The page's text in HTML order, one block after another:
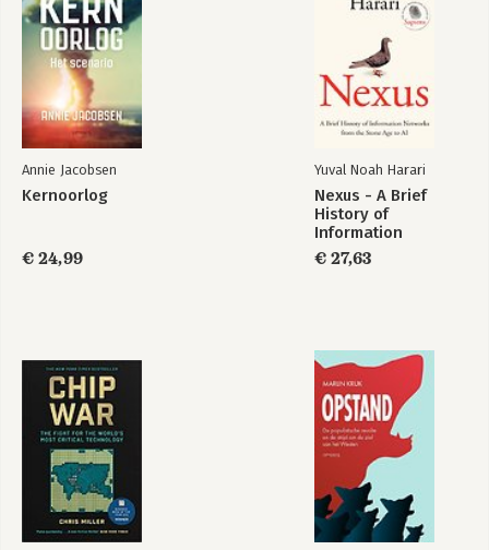
Annie Jacobsen
Kernoorlog
€ 24,99
Yuval Noah Harari
Nexus - A Brief
History of
Information
Networks from the
Stone Age to AI
€ 27,63